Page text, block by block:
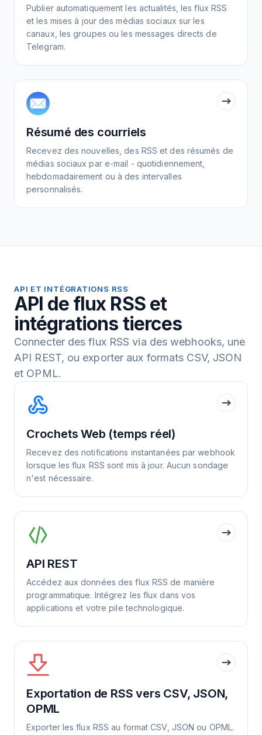
Publier automatiquement les actualités, les flux RSS
et les mises à jour des médias sociaux sur les
canaux, les groupes ou les messages directs de
Telegram.
Résumé des courriels
Recevez des nouvelles, des RSS et des résumés de
médias sociaux par e-mail - quotidiennement,
hebdomadairement ou à des intervalles
personnalisés.
API ET INTÉGRATIONS RSS
API de flux RSS et
intégrations tierces
Connecter des flux RSS via des webhooks, une
API REST, ou exporter aux formats CSV, JSON
et OPML.
Crochets Web (temps réel)
Recevez des notifications instantanées par webhook
lorsque les flux RSS sont mis à jour. Aucun sondage
n'est nécessaire.
API REST
Accédez aux données des flux RSS de manière
programmatique. Intégrez les flux dans vos
applications et votre pile technologique.
Exportation de RSS vers CSV, JSON,
OPML
Exporter les flux RSS au format CSV, JSON ou OPML.